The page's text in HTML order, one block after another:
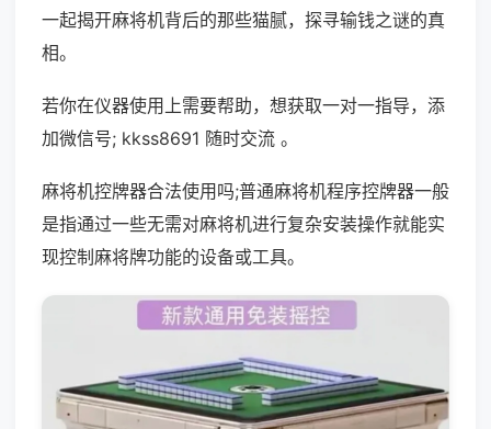
一起揭开麻将机背后的那些猫腻，探寻输钱之谜的真
相。
若你在仪器使用上需要帮助，想获取一对一指导，添
加微信号; kkss8691 随时交流 。
麻将机控牌器合法使用吗;普通麻将机程序控牌器一般
是指通过一些无需对麻将机进行复杂安装操作就能实
现控制麻将牌功能的设备或工具。